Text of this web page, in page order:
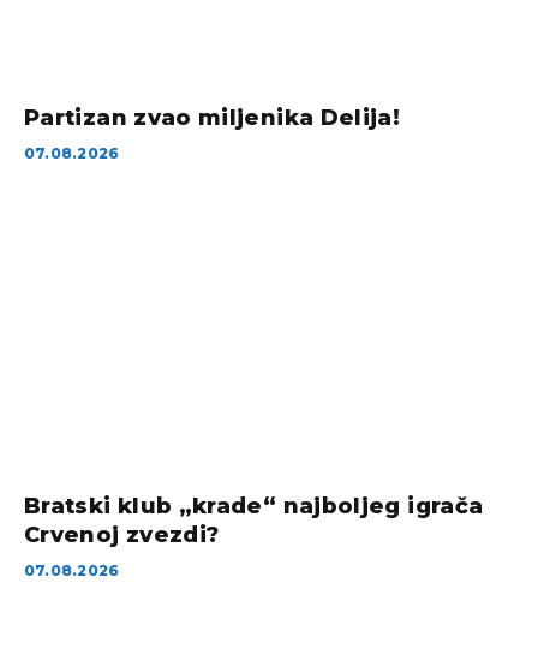
Partizan zvao miljenika Delija!
07.08.2026
Bratski klub „krade“ najboljeg igrača
Crvenoj zvezdi?
07.08.2026